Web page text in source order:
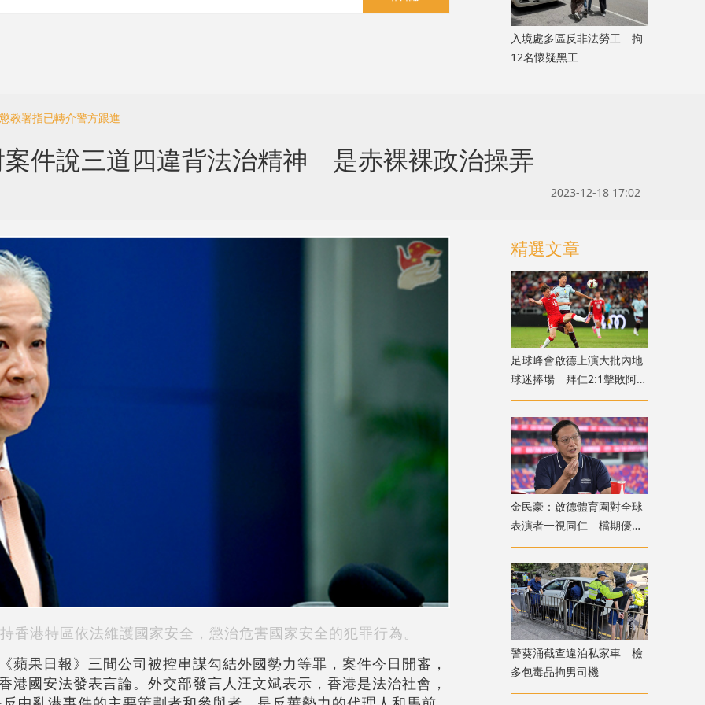
入境處多區反非法勞工 拘
12名懷疑黑工
教署指已轉介警方跟進
件說三道四違背法治精神 是赤裸裸政治操弄
2023-12-18 17:02
香港特區依法維護國家安全，懲治危害國家安全的犯罪行為。
蘋果日報》三間公司被控串謀勾結外國勢力等罪，案件今日開審，
港國安法發表言論。外交部發言人汪文斌表示，香港是法治社會，
精選文章
足球峰會啟德上演大批內地
球迷捧場 拜仁2:1擊敗阿士
東維拉
金民豪：啟德體育園對全球
表演者一視同仁 檔期優先
給體育活動
警葵涌截查違泊私家車 檢
多包毒品拘男司機